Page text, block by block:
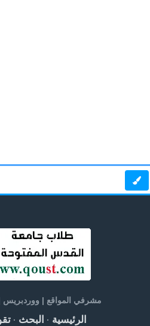
مشرفي المواقع | ووردبريس |
الرئيسية· البحث·